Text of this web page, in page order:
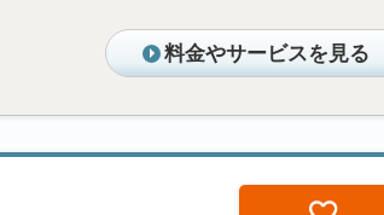
料金やサービスを見る